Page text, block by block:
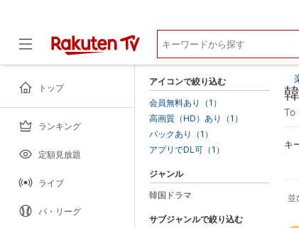
トップ
ランキング
定額見放題
ライブ
パ・リーグ
To
キ
並
アイコンで絞り込む
会員無料あり（1）
高画質（HD）あり（1）
パックあり（1）
アプリでDL可（1）
ジャンル
韓国ドラマ
サブジャンルで絞り込む